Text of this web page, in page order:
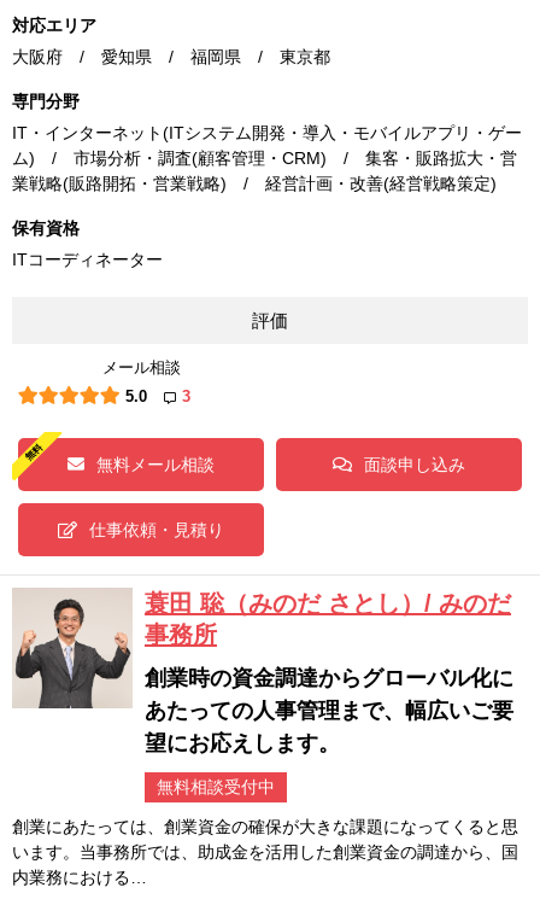
対応エリア
大阪府 / 愛知県 / 福岡県 / 東京都
専門分野
IT・インターネット(ITシステム開発・導入・モバイルアプリ・ゲー
ム) / 市場分析・調査(顧客管理・CRM) / 集客・販路拡大・営
業戦略(販路開拓・営業戦略) / 経営計画・改善(経営戦略策定)
保有資格
ITコーディネーター
評価
メール相談
5.0
3
無料メール相談 面談申し込み
仕事依頼・見積り
蓑田 聡（みのだ さとし）/ みのだ
事務所
創業時の資金調達からグローバル化に
あたっての人事管理まで、幅広いご要
望にお応えします。
無料相談受付中
創業にあたっては、創業資金の確保が大きな課題になってくると思
います。当事務所では、助成金を活用した創業資金の調達から、国
内業務における…